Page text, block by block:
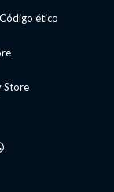
Código ético
Store